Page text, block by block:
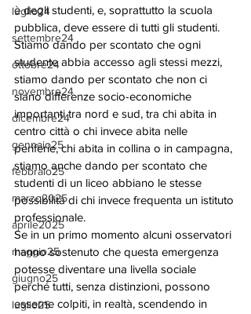
luglio24
settembre24
ottobre24
novembre24
dicembre24
gennaio25
febbraio25
marzo2025
aprile2025
maggio25
giugno25
luglio25
è degli studenti, e, soprattutto la scuola
pubblica, deve essere di tutti gli studenti.
Stiamo dando per scontato che ogni
studente abbia accesso agli stessi mezzi,
stiamo dando per scontato che non ci
siano differenze socio-economiche
importanti tra nord e sud, tra chi abita in
centro città o chi invece abita nelle
periferie, chi abita in collina o in campagna,
stiamo anche dando per scontato che
studenti di un liceo abbiano le stesse
possibilità di chi invece frequenta un istituto
professionale.
Se in un primo momento alcuni osservatori
hanno sostenuto che questa emergenza
potesse diventare una livella sociale
perché tutti, senza distinzioni, possono
esserne colpiti, in realtà, scendendo in